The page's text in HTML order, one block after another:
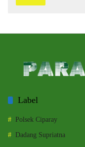
Label
Polsek Ciparay
Dadang Supriatna